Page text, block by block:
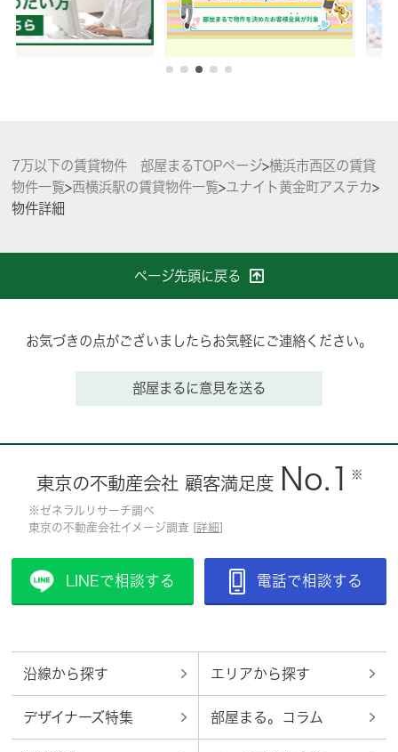
7万以下の賃貸物件 部屋まるTOPページ>横浜市西区の賃貸
物件一覧>西横浜駅の賃貸物件一覧>ユナイト黄金町アステカ>
物件詳細
ページ先頭に戻る
お気づきの点がございましたらお気軽にご連絡ください。
部屋まるに意見を送る
東京の不動産会社 顧客満足度 No.1 ※
※ゼネラルリサーチ調べ
東京の不動産会社イメージ調査 [詳細]
LINEで相談する 電話で相談する
沿線から探す エリアから探す
デザイナーズ特集 部屋まる。コラム